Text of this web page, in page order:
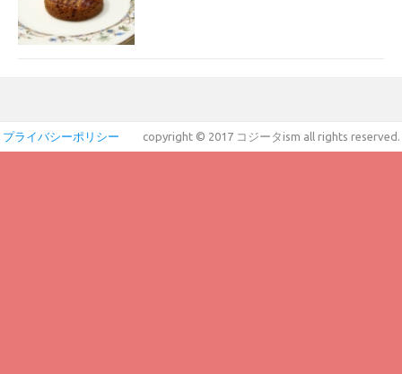
プライバシーポリシー copyright © 2017 コジータism all rights reserved.